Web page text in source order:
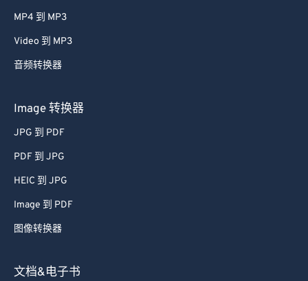
MP4 到 MP3
Video 到 MP3
音频转换器
Image 转换器
JPG 到 PDF
PDF 到 JPG
HEIC 到 JPG
Image 到 PDF
图像转换器
文档&电子书